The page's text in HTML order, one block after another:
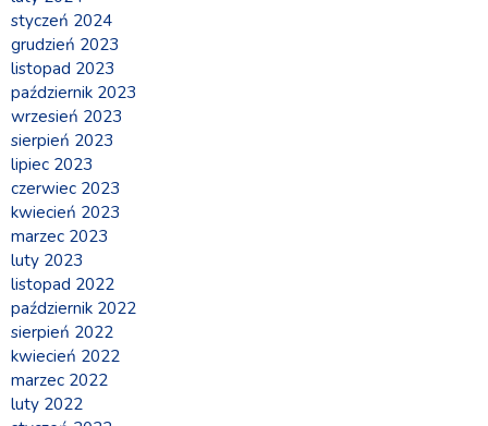
styczeń 2024
grudzień 2023
listopad 2023
październik 2023
wrzesień 2023
sierpień 2023
lipiec 2023
czerwiec 2023
kwiecień 2023
marzec 2023
luty 2023
listopad 2022
październik 2022
sierpień 2022
kwiecień 2022
marzec 2022
luty 2022